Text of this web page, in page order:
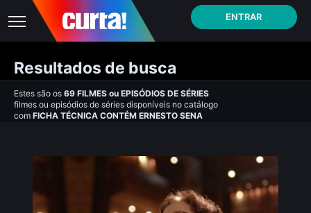
ENTRAR
Resultados de busca
Estes são os 69 FILMES ou EPISÓDIOS DE SÉRIES
filmes ou episódios de séries disponíveis no catálogo
com FICHA TÉCNICA CONTÉM ERNESTO SENA